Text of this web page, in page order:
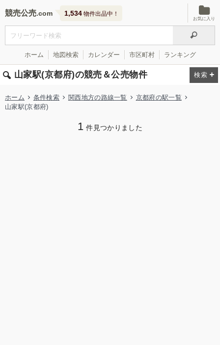
競売公売 1,534 物件出品中！
お気に入り
ホーム 地図検索 カレンダー 市区町村 ランキング
山家駅(京都府)の競売＆公売物件
ホーム 条件検索 関西地方の路線一覧
京都府の駅一覧
山家駅(京都府)
1 件見つかりました